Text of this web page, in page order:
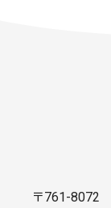
〒761-8072